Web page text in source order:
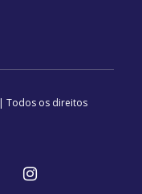
Todos os direitos